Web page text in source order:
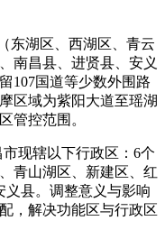
东湖区、西湖区、青云
南昌县、进贤县、安义
107国道等少数外围路
区域为紫阳大道至瑶湖
管控范围。
现辖以下行政区：6个
青山湖区、新建区、红
义县。调整意义与影响
，解决功能区与行政区